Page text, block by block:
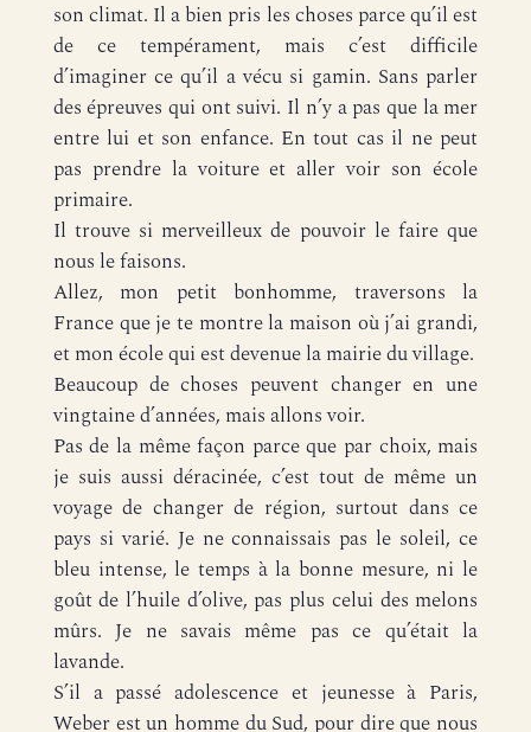
son climat. Il a bien pris les choses parce qu’il est
de ce tempérament, mais c’est difficile
d’imaginer ce qu’il a vécu si gamin. Sans parler
des épreuves qui ont suivi. Il n’y a pas que la mer
entre lui et son enfance. En tout cas il ne peut
pas prendre la voiture et aller voir son école
primaire.
Il trouve si merveilleux de pouvoir le faire que
nous le faisons.
Allez, mon petit bonhomme, traversons la
France que je te montre la maison où j’ai grandi,
et mon école qui est devenue la mairie du village.
Beaucoup de choses peuvent changer en une
vingtaine d’années, mais allons voir.
Pas de la même façon parce que par choix, mais
je suis aussi déracinée, c’est tout de même un
voyage de changer de région, surtout dans ce
pays si varié. Je ne connaissais pas le soleil, ce
bleu intense, le temps à la bonne mesure, ni le
goût de l’huile d’olive, pas plus celui des melons
mûrs. Je ne savais même pas ce qu’était la
lavande.
S’il a passé adolescence et jeunesse à Paris,
Weber est un homme du Sud, pour dire que nous